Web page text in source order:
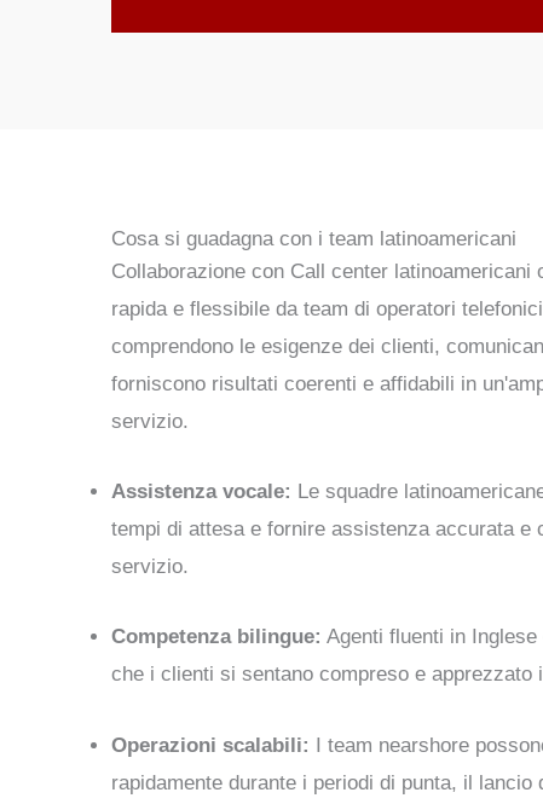
Cosa si guadagna con i team latinoamericani
Collaborazione con Call center latinoamericani
rapida e flessibile da team di operatori
comprendono le esigenze dei clienti,
forniscono risultati coerenti e affidabili in
servizio.
Assistenza vocale: Le squadre
tempi di attesae fornire assistenza accurata e
servizio.
Competenza bilingue: Agenti fluenti in
che i clienti si sentano compreso e apprezzato
Operazioni scalabili: I team nearshore
rapidamente durante i periodi di punta, il lancio